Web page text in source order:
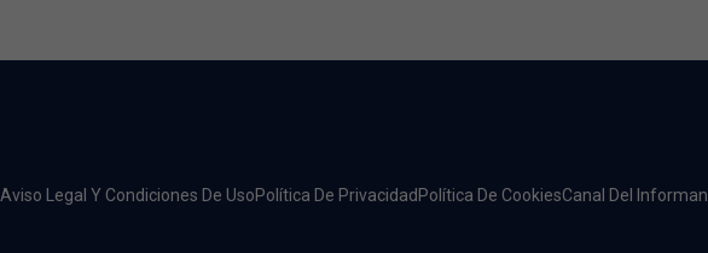
Aviso Legal Y Condiciones De UsoPolítica De Privacidad Política De CookiesCanal Del